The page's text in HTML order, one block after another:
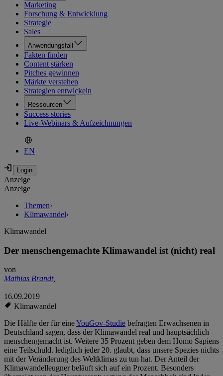
Marketing
Forschung & Entwicklung
Strategie
Sales
Anwendungsfall
Fakten finden
Content stärken
Pitches gewinnen
Märkte verstehen
Strategien entwickeln
Ressourcen
Success stories
Live-Webinars & Aufzeichnungen
EN
Anzeige
Anzeige
Themen›
Klimawandel›
Klimawandel
Der menschengemachte Klimawandel ist (nicht) real
von
Mathias Brandt,
16.09.2019
Klimawandel
Die Hälfte der für eineYouGov-Studie befragten Erwachsenen in
Deutschland sagen, dass der Klimawandel real und hauptsächlich
menschengemacht ist. Weitere 35 Prozent geben dem Homo Sapiens
eine Teilschuld. lediglich jeder 20. glaubt, dass unsere Spezies nichts
mit der Veränderung des Weltklimas zu tun hat. Der Anteil der
Klimawandelleugner beläuft sich auf ein Prozent. Besonders